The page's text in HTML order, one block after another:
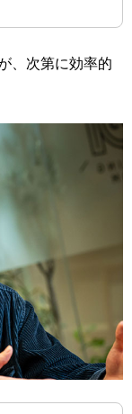
、次第に効率的